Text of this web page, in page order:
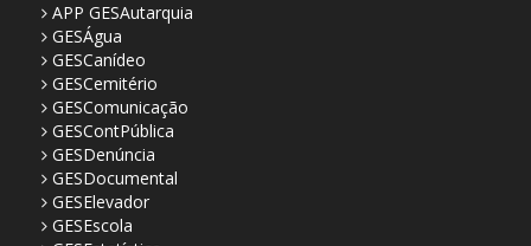
APP GESAutarquia
GESÁgua
GESCanídeo
GESCemitério
GESComunicação
GESContPública
GESDenúncia
GESDocumental
GESElevador
GESEscola